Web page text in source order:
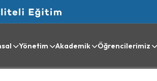
Yönetim Akademik Öğrencilerimiz